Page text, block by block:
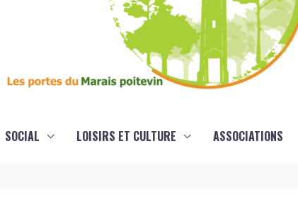
SOCIAL LOISIRS ET CULTURE ASSOCIATIONS